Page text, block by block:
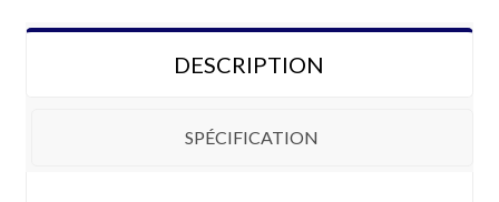
DESCRIPTION
SPÉCIFICATION